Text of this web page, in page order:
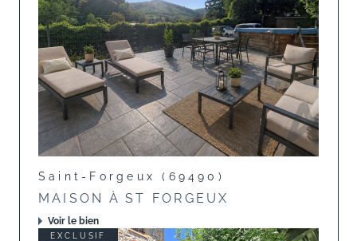
Saint-Forgeux (69490)
MAISON À ST FORGEUX
Voir le bien
EXCLUSIF